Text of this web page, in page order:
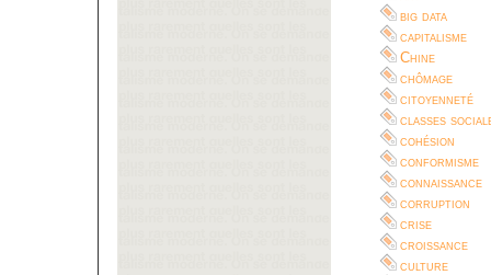
big data
capitalisme
Chine
chômage
citoyenneté
classes
cohésion
conformisme
connaissance
corruption
crise
croissance
culture